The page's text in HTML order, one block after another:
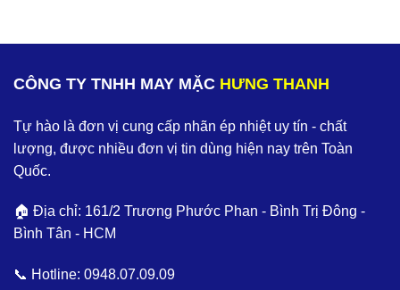
CÔNG TY TNHH MAY MẶC HƯNG THANH
Tự hào là đơn vị cung cấp nhãn ép nhiệt uy tín - chất
lượng, được nhiều đơn vị tin dùng hiện nay trên Toàn
Quốc.
🏠 Địa chỉ: 161/2 Trương Phước Phan - Bình Trị Đông -
Bình Tân - HCM
📞 Hotline: 0948.07.09.09